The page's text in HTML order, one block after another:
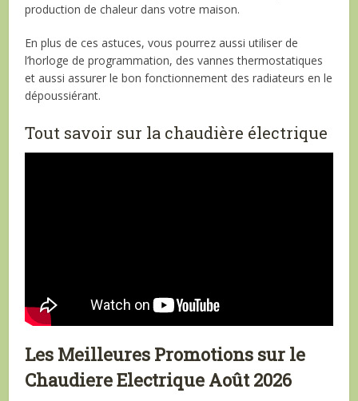
production de chaleur dans votre maison.
En plus de ces astuces, vous pourrez aussi utiliser de
l’horloge de programmation, des vannes thermostatiques
et aussi assurer le bon fonctionnement des radiateurs en le
dépoussiérant.
Tout savoir sur la chaudière électrique
Les Meilleures Promotions sur le
Chaudiere Electrique Août 2026